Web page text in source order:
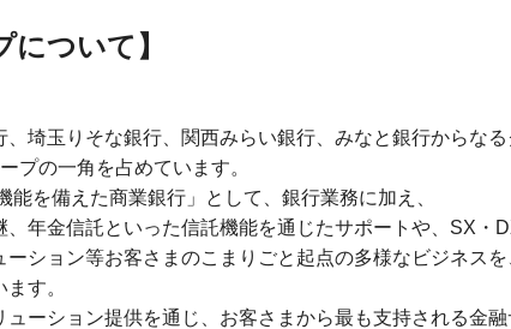
について】
、埼玉りそな銀行、関西みらい銀行、みなと銀行からな
プの一角を占めています。
能を備えた商業銀行」として、銀行業務に加え、
年金信託といった信託機能を通じたサポートや、SX・
ション等お客さまのこまりごと起点の多様なビジネス
す。
ューション提供を通じ、お客さまから最も支持される金融